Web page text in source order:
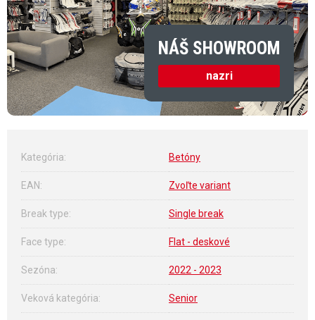
NÁŠ SHOWROOM
nazri
Kategória: Betóny
EAN: Zvoľte variant
Break type: Single break
Face type: Flat - deskové
Sezóna: 2022 - 2023
Veková kategória: Senior